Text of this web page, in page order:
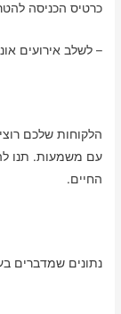
כרטיס הכניסה
– לשלב אירועים
הלקוחות שלכם
עם משמעות. תנו
החיים.
נתונים שמדברים